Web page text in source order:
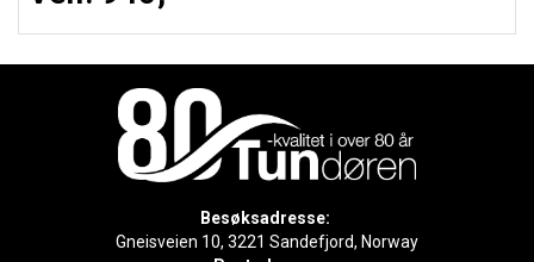
Besøksadresse:
Gneisveien 10, 3221 Sandefjord, Norway